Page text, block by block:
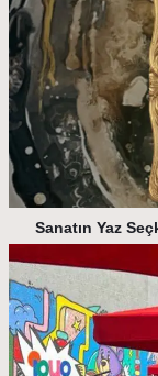
Sanatın Yaz